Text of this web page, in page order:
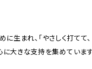
生まれ、「やさしく打てて、
大きな支持を集めています